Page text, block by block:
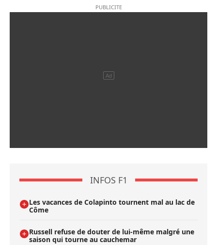
INFOS F1
Les vacances de Colapinto tournent mal au lac de
Côme
Russell refuse de douter de lui-même malgré une
saison qui tourne au cauchemar